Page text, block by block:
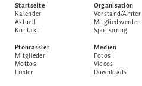
Startseite
Kalender
Aktuell
Kontakt
Pföhrassler
Mitglieder
Mottos
Lieder
Organisation
Vorstand/Ämter
Mitglied werden
Sponsoring
Medien
Fotos
Videos
Downloads